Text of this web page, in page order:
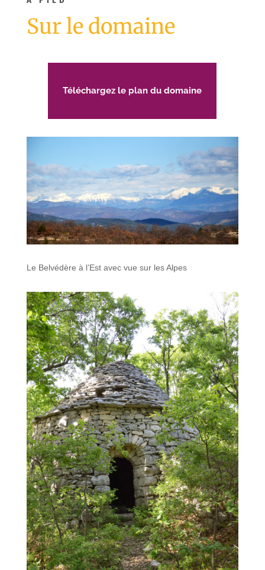
Sur le domaine
Téléchargez le plan du domaine
Le Belvédère à l’Est avec vue sur les Alpes